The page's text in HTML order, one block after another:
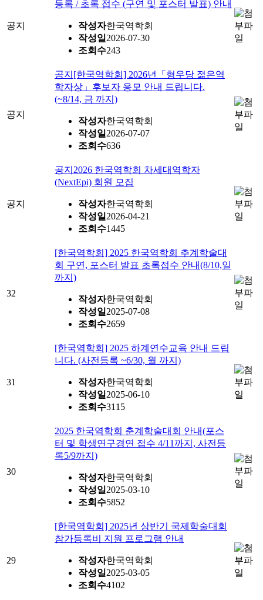
공지
등록 / 초록 접수 (구연 및 포스터 발표) 안내
작성자한국역학회
작성일 2026-07-30
조회수243
공지
공지 [한국역학회] 2026년「형우당 젊은역
학자상」후보자 응모 안내 드립니다.
(~8/14, 금 까지)
작성자한국역학회
작성일 2026-07-07
조회수636
공지
공지 2026 한국역학회 차세대역학자
(NextEpi) 회원 모집
작성자한국역학회
작성일 2026-04-21
조회수1445
32
[한국역학회] 2025 한국역학회 추계학술대
회 구연, 포스터 발표 초록접수 안내(8/10,일
까지)
작성자한국역학회
작성일 2025-07-08
조회수2659
31
[한국역학회] 2025 하계연수교육 안내 드립
니다. (사전등록 ~6/30, 월 까지)
작성자한국역학회
작성일 2025-06-10
조회수3115
30
2025 한국역학회 춘계학술대회 안내(포스
터 및 학생연구경연 접수 4/11까지, 사전등
록5/9까지)
작성자한국역학회
작성일 2025-03-10
조회수5852
29
[한국역학회] 2025년 상반기 국제학술대회
참가등록비 지원 프로그램 안내
작성자한국역학회
작성일 2025-03-05
조회수4102